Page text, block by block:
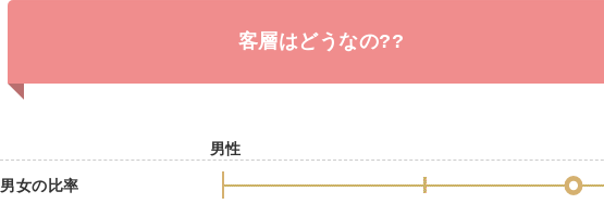
客層はどうなの??
男性
男女の比率